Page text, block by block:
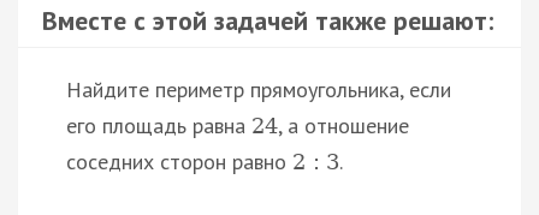
Вместе с этой задачей также решают:
Найдите периметр прямоугольника, если
его площадь равна 24, а отношение
соседних сторон равно 2 : 3.